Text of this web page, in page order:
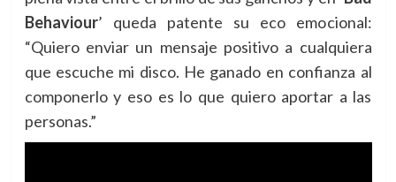
Behaviour’ queda patente su eco emocional:
“Quiero enviar un mensaje positivo a cualquiera
que escuche mi disco. He ganado en confianza al
componerlo y eso es lo que quiero aportar a las
personas.”